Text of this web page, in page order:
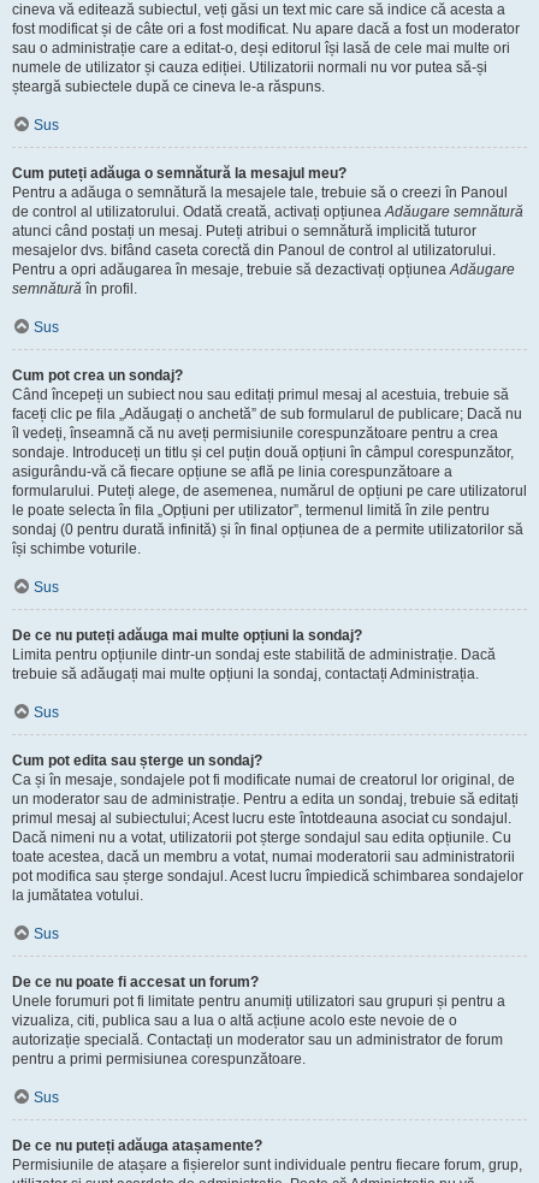
cineva vă editează subiectul, veți găsi un text mic care să indice că acesta a
fost modificat și de câte ori a fost modificat. Nu apare dacă a fost un moderator
sau o administrație care a editat-o, deși editorul își lasă de cele mai multe ori
numele de utilizator și cauza ediției. Utilizatorii normali nu vor putea să-și
șteargă subiectele după ce cineva le-a răspuns.
Sus
Cum puteți adăuga o semnătură la mesajul meu?
Pentru a adăuga o semnătură la mesajele tale, trebuie să o creezi în Panoul
de control al utilizatorului. Odată creată, activați opțiuneaAdăugare semnătură
atunci când postați un mesaj. Puteți atribui o semnătură implicită tuturor
mesajelor dvs. bifând caseta corectă din Panoul de control al utilizatorului.
Pentru a opri adăugarea în mesaje, trebuie să dezactivați opțiuneaAdăugare
semnătură în profil.
Sus
Cum pot crea un sondaj?
Când începeți un subiect nou sau editați primul mesaj al acestuia, trebuie să
faceți clic pe fila „Adăugați o anchetă” de sub formularul de publicare; Dacă nu
îl vedeți, înseamnă că nu aveți permisiunile corespunzătoare pentru a crea
sondaje. Introduceți un titlu și cel puțin două opțiuni în câmpul corespunzător,
asigurându-vă că fiecare opțiune se află pe linia corespunzătoare a
formularului. Puteți alege, de asemenea, numărul de opțiuni pe care utilizatorul
le poate selecta în fila „Opțiuni per utilizator”, termenul limită în zile pentru
sondaj (0 pentru durată infinită) și în final opțiunea de a permite utilizatorilor să
își schimbe voturile.
Sus
De ce nu puteți adăuga mai multe opțiuni la sondaj?
Limita pentru opțiunile dintr-un sondaj este stabilită de administrație. Dacă
trebuie să adăugați mai multe opțiuni la sondaj, contactați Administrația.
Sus
Cum pot edita sau șterge un sondaj?
Ca și în mesaje, sondajele pot fi modificate numai de creatorul lor original, de
un moderator sau de administrație. Pentru a edita un sondaj, trebuie să editați
primul mesaj al subiectului; Acest lucru este întotdeauna asociat cu sondajul.
Dacă nimeni nu a votat, utilizatorii pot șterge sondajul sau edita opțiunile. Cu
toate acestea, dacă un membru a votat, numai moderatorii sau administratorii
pot modifica sau șterge sondajul. Acest lucru împiedică schimbarea sondajelor
la jumătatea votului.
Sus
De ce nu poate fi accesat un forum?
Unele forumuri pot fi limitate pentru anumiți utilizatori sau grupuri și pentru a
vizualiza, citi, publica sau a lua o altă acțiune acolo este nevoie de o
autorizație specială. Contactați un moderator sau un administrator de forum
pentru a primi permisiunea corespunzătoare.
Sus
De ce nu puteți adăuga atașamente?
Permisiunile de atașare a fișierelor sunt individuale pentru fiecare forum, grup,